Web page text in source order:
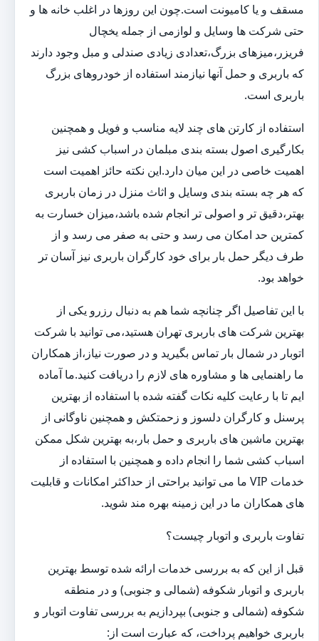
مسقف و یا کامیونت است.چون این روزها در اغلب خانه ها و
حتی شرکت ها وسایل و لوازمی از جمله یخچال
فریزر،میزهای بزرگ،تعدادی زیادی صندلی و مبل وجود دارند
که باربری و حمل آنها نیازمند استفاده از خودروهای بزرگ
باربری است.
استفاده از کارتن های چند لایه مناسب و فویل و همچنین
بکارگیری اصول بسته بندی مبلمان در اسباب کشی نیز
اهمیت خاصی در این میان دارد.این نکته حائز اهمیت است
که هر چه بسته بندی وسایل و اثاث منزل در زمان باربری
بهتر،دقیق تر و اصولی تر انجام شده باشد،میزان خسارت به
کمترین حد امکان می رسد و حتی به صفر می رسد و از
طرف دیگر حمل بار برای خود کارگران باربری نیز آسان تر
خواهد بود.
با این تفاصیل اگر چنانچه شما هم به دنبال رزرو یکی از
بهترین شرکت های باربری تهران هستید،می توانید با شرکت
اتوبار در شمال بار تماس بگیرید و در صورت نیاز،از همکاران
ما راهنمایی ها و مشاوره های لازم را دریافت کنید.ما آماده
ایم تا با رعایت کلیه نکات گفته شده با استفاده از بهترین
پرسنل و کارگران دلسوز و زحمتکش و همچنین ناوگانی از
بهترین ماشین های باربری و حمل بار،به بهترین شکل ممکن
اسباب کشی شما را انجام داده و همچنین با استفاده از
خدمات VIP ما می توانید براحتی از حداکثر امکانات و قابلیت
های همکاران ما در این زمینه بهره مند شوید.
تفاوت باربری و اتوبار چیست؟
قبل از این که به بررسی خدمات ارائه شده توسط بهترین
باربری و اتوبار شکوفه (شمالی و جنوبی) و در منطقه
شکوفه (شمالی و جنوبی) بپردازیم به بررسی تفاوت اتوبار و
باربری خواهیم پرداخت، که عبارت است از: